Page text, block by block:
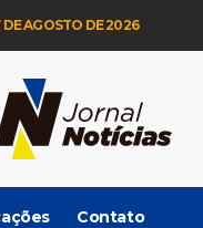
DE AGOSTO DE 2026
Contato